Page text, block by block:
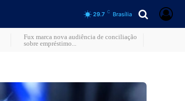
29.7 C Brasília
Fux marca nova audiência de conciliação
sobre empréstimo...